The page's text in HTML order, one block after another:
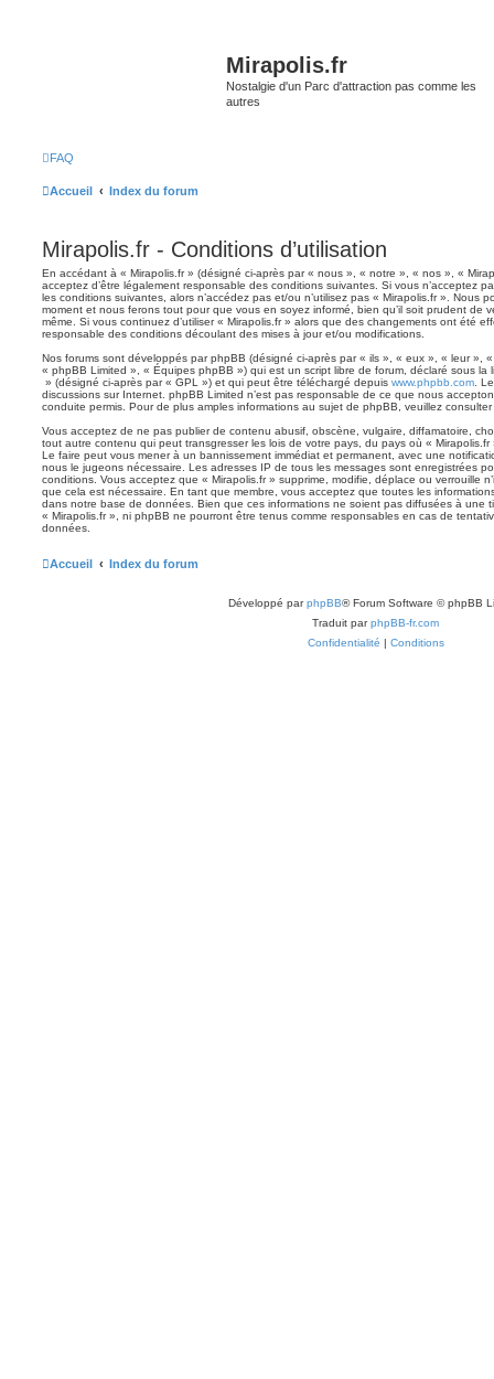
Mirapolis.fr
Nostalgie d'un Parc d'attraction pas comme les
autres
FAQ
Accueil Index du forum
Mirapolis.fr - Conditions d’utilisation
En accédant à « Mirapolis.fr » (désigné ci-après par « nous », « notre », « nos », «
acceptez d’être légalement responsable des conditions suivantes. Si vous n’acceptez
les conditions suivantes, alors n’accédez pas et/ou n’utilisez pas « Mirapolis.fr ». Nous
moment et nous ferons tout pour que vous en soyez informé, bien qu’il soit prudent de
même. Si vous continuez d’utiliser « Mirapolis.fr » alors que des changements ont été
responsable des conditions découlant des mises à jour et/ou modifications.
Nos forums sont développés par phpBB (désigné ci-après par « ils », « eux », « leur »,
« phpBB Limited », « Équipes phpBB ») qui est un script libre de forum, déclaré sous la
» (désigné ci-après par « GPL ») et qui peut être téléchargé depuis www.phpbb.com .
discussions sur Internet. phpBB Limited n’est pas responsable de ce que nous
conduite permis. Pour de plus amples informations au sujet de phpBB, veuillez
Vous acceptez de ne pas publier de contenu abusif, obscène, vulgaire, diffamatoire,
tout autre contenu qui peut transgresser les lois de votre pays, du pays où «
Le faire peut vous mener à un bannissement immédiat et permanent, avec une
nous le jugeons nécessaire. Les adresses IP de tous les messages sont enregistrées
conditions. Vous acceptez que « Mirapolis.fr » supprime, modifie, déplace ou verrouille
que cela est nécessaire. En tant que membre, vous acceptez que toutes les
dans notre base de données. Bien que ces informations ne soient pas diffusées à une
« Mirapolis.fr », ni phpBB ne pourront être tenus comme responsables en cas de
données.
Accueil Index du forum
Développé parphpBB® Forum Software © phpBB
Traduit parphpBB-fr.com
Confidentialité | Conditions